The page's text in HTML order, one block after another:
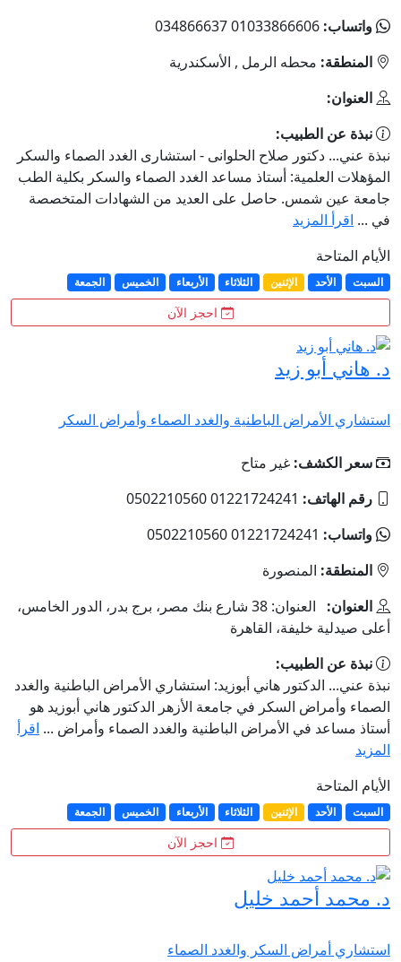
واتساب: 01033866606 034866637
المنطقة: محطه الرمل , الأسكندرية
العنوان:
نبذة عن الطبيب:
نبذة عني... دكتور صلاح الحلوانى - استشارى الغدد الصماء والسكر
المؤهلات العلمية: أستاذ مساعد الغدد الصماء والسكر بكلية الطب
جامعة عين شمس. حاصل على العديد من الشهادات المتخصصة
في ... اقرأ المزيد
الأيام المتاحة
السبت الأحد الإثنين الثلاثاء الأربعاء الخميس الجمعة
احجز الآن
د. هاني أبو زيد
استشاري الأمراض الباطنية والغدد الصماء وأمراض السكر
سعر الكشف: غير متاح
رقم الهاتف: 01221724241 0502210560
واتساب: 01221724241 0502210560
المنطقة: المنصورة
العنوان:
العنوان: 38 شارع بنك مصر، برج بدر، الدور الخامس،
أعلى صيدلية خليفة، القاهرة
نبذة عن الطبيب:
نبذة عني... الدكتور هاني أبوزيد: استشاري الأمراض الباطنية والغدد
الصماء وأمراض السكر في جامعة الأزهر الدكتور هاني أبوزيد هو
أستاذ مساعد في الأمراض الباطنية والغدد الصماء وأمراض ... اقرأ
المزيد
الأيام المتاحة
السبت الأحد الإثنين الثلاثاء الأربعاء الخميس الجمعة
احجز الآن
د. محمد أحمد خليل
استشاري أمراض السكر والغدد الصماء